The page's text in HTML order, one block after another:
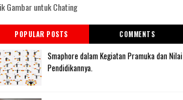
Gambar untuk Chating
POPULAR POSTS COMMENTS
Smaphore dalam Kegiatan Pramuka dan Nilai
Pendidikannya.